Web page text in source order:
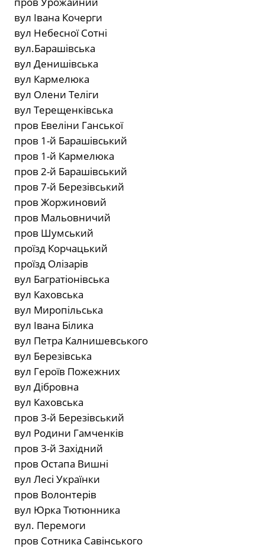
вул Івана Кочерги
вул Небесної Сотні
вул.Барашівська
вул Денишівська
вул Кармелюка
вул Олени Теліги
вул Терещенківська
пров Евеліни Ганської
пров 1-й Барашівський
пров 1-й Кармелюка
пров 2-й Барашівський
пров 7-й Березівський
пров Жоржиновий
пров Мальовничий
пров Шумський
проїзд Корчацький
проїзд Олізарів
вул Багратіонівська
вул Каховська
вул Миропільська
вул Івана Білика
вул Петра Калнишевського
вул Березівська
вул Героїв Пожежних
вул Дібровна
вул Каховська
пров 3-й Березівський
вул Родини Гамченків
пров 3-й Західний
пров Остапа Вишні
вул Лесі Українки
пров Волонтерів
вул Юрка Тютюнника
вул. Перемоги
пров Сотника Савінського